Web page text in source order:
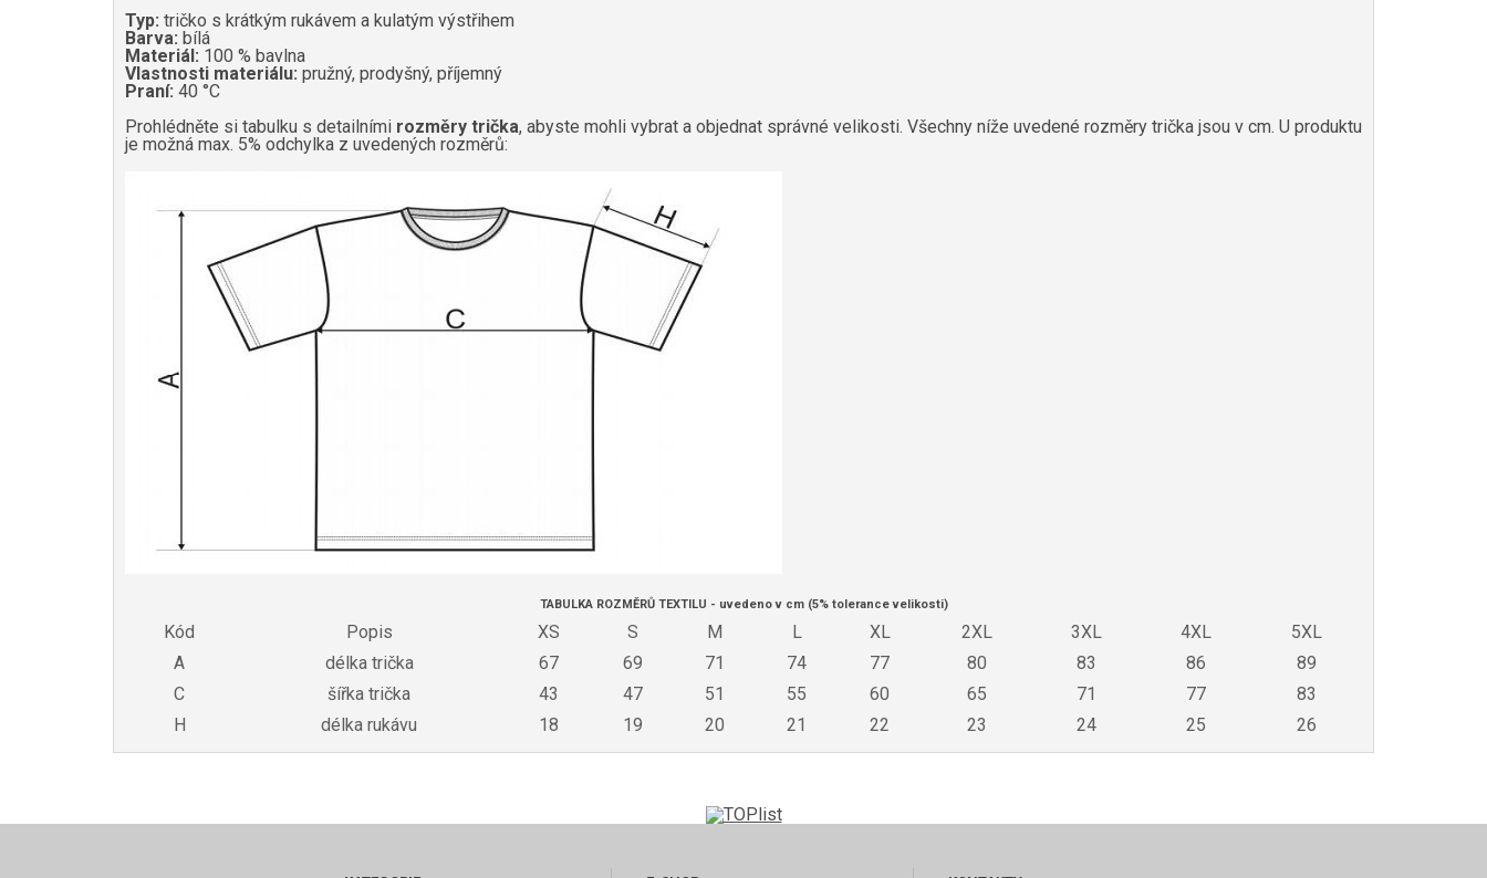
Typ: tričko s krátkým rukávem a kulatým výstřihem
Barva: bílá
Materiál: 100 % bavlna
Vlastnosti materiálu: pružný, prodyšný, příjemný
Praní: 40 °C
Prohlédněte si tabulku s detailními rozměry trička, abyste mohli vybrat a objednat správné velikosti. Všechny níže uvedené rozměry trička jsou v cm. U produktu
je možná max. 5% odchylka z uvedených rozměrů:
TABULKA ROZMĚRŮ TEXTILU - uvedeno v cm (5% tolerance velikosti)
Kód Popis XS S M L XL 2XL 3XL 4XL
5XL
A
délka trička 67 69 71 74 77 80 83 86
89
C
šířka trička 43 47 51 55 60 65 71 77
83
H
délka rukávu 18 19 20 21 22 23 24 25 26